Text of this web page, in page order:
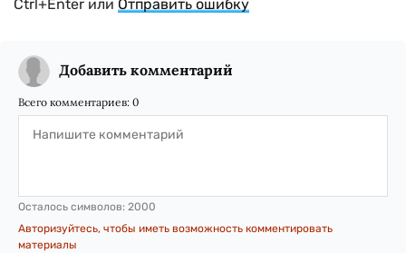
Ctrl+Enter или Отправить ошибку
Добавить комментарий
Всего комментариев: 0
Осталось символов: 2000
Авторизуйтесь, чтобы иметь возможность комментировать
материалы